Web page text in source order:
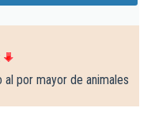
por mayor de animales